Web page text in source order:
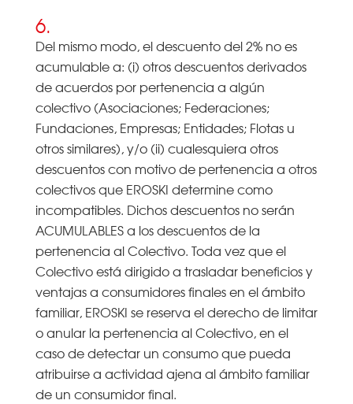
6.
Del mismo modo, el descuento del 2% no es
acumulable a: (i) otros descuentos derivados
de acuerdos por pertenencia a algún
colectivo (Asociaciones; Federaciones;
Fundaciones, Empresas; Entidades; Flotas u
otros similares), y/o (ii) cualesquiera otros
descuentos con motivo de pertenencia a otros
colectivos que EROSKI determine como
incompatibles. Dichos descuentos no serán
ACUMULABLES a los descuentos de la
pertenencia al Colectivo. Toda vez que el
Colectivo está dirigido a trasladar beneficios y
ventajas a consumidores finales en el ámbito
familiar, EROSKI se reserva el derecho de limitar
o anular la pertenencia al Colectivo, en el
caso de detectar un consumo que pueda
atribuirse a actividad ajena al ámbito familiar
de un consumidor final.